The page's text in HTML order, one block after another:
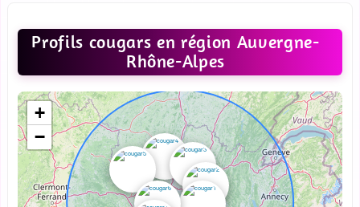
Profils cougars en région Auvergne-
Rhône-Alpes
+
−